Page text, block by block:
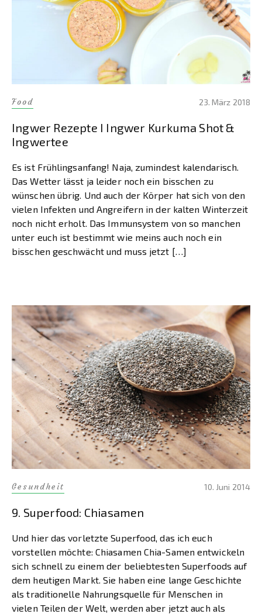
Food 23. März 2018
Ingwer Rezepte I Ingwer Kurkuma Shot &
Ingwertee
Es ist Frühlingsanfang! Naja, zumindest kalendarisch.
Das Wetter lässt ja leider noch ein bisschen zu
wünschen übrig. Und auch der Körper hat sich von den
vielen Infekten und Angreifern in der kalten Winterzeit
noch nicht erholt. Das Immunsystem von so manchen
unter euch ist bestimmt wie meins auch noch ein
bisschen geschwächt und muss jetzt […]
Gesundheit 10. Juni 2014
9. Superfood: Chiasamen
Und hier das vorletzte Superfood, das ich euch
vorstellen möchte: Chiasamen Chia-Samen entwickeln
sich schnell zu einem der beliebtesten Superfoods auf
dem heutigen Markt. Sie haben eine lange Geschichte
als traditionelle Nahrungsquelle für Menschen in
vielen Teilen der Welt, werden aber jetzt auch als